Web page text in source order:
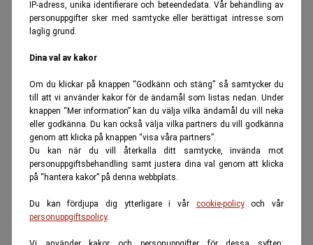
IP-adress, unika identifierare och beteendedata. Vår behandling av
personuppgifter sker med samtycke eller berättigat intresse som
laglig grund.
Dina val av kakor
Om du klickar på knappen “Godkänn och stäng” så samtycker du
till att vi använder kakor för de ändamål som listas nedan. Under
knappen “Mer information” kan du välja vilka ändamål du vill neka
eller godkänna. Du kan också välja vilka partners du vill godkänna
genom att klicka på knappen “visa våra partners”.
Du kan när du vill återkalla ditt samtycke, invända mot
personuppgiftsbehandling samt justera dina val genom att klicka
på “hantera kakor” på denna webbplats.
Du kan fördjupa dig ytterligare i vår cookie-policyoch vår
personuppgiftspolicy.